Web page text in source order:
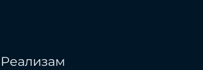
Реализам